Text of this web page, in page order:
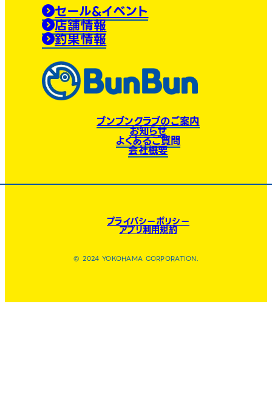
セール&イベント
店舗情報
釣果情報
ブンブンクラブのご案内
お知らせ
よくあるご質問
会社概要
プライバシーポリシー
アプリ利用規約
© 2024 YOKOHAMA CORPORATION.